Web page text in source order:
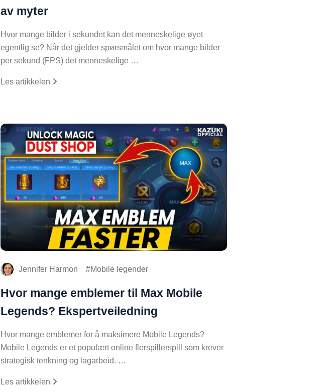
av myter
Hvor mange bilder i sekundet kan det menneskelige øyet
egentlig se? Når det gjelder spørsmålet om hvor mange bilder
per sekund (FPS) det menneskelige …
Les artikkelen
Jennifer Harmon Mobile legender
Hvor mange emblemer til Max Mobile
Legends? Ekspertveiledning
Hvor mange emblemer for å maksimere Mobile Legends?
Mobile Legends er et populært online flerspillerspill som krever
strategisk tenkning og lagarbeid. …
Les artikkelen